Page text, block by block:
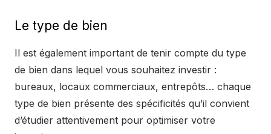
Le type de bien
Il est également important de tenir compte du type
de bien dans lequel vous souhaitez investir :
bureaux, locaux commerciaux, entrepôts… chaque
type de bien présente des spécificités qu’il convient
d’étudier attentivement pour optimiser votre